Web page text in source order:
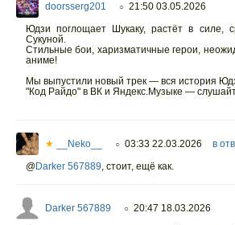
doorsserg201 ○ 21:50 03.05.2026
Юдзи поглощает Шукаку, растёт в силе,
Сукуной.
Стильные бои, харизматичные герои,
аниме!
Мы выпустили новый трек — вся история
"Код Райдо" в ВК и Яндекс.Музыке —
★ __Neko__ ○ 03:33 22.03.2026 в
@Darker 567889, стоит, ещё как.
Darker 567889 ○ 20:47 18.03.2026